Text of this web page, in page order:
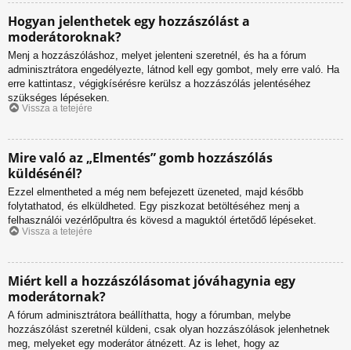
Hogyan jelenthetek egy hozzászólást a
moderátoroknak?
Menj a hozzászóláshoz, melyet jelenteni szeretnél, és ha a fórum
adminisztrátora engedélyezte, látnod kell egy gombot, mely erre való. Ha
erre kattintasz, végigkísérésre kerülsz a hozzászólás jelentéséhez
szükséges lépéseken.
Vissza a tetejére
Mire való az „Elmentés” gomb hozzászólás
küldésénél?
Ezzel elmentheted a még nem befejezett üzeneted, majd később
folytathatod, és elküldheted. Egy piszkozat betöltéséhez menj a
felhasználói vezérlőpultra és kövesd a maguktól értetődő lépéseket.
Vissza a tetejére
Miért kell a hozzászólásomat jóváhagynia egy
moderátornak?
A fórum adminisztrátora beállíthatta, hogy a fórumban, melybe
hozzászólást szeretnél küldeni, csak olyan hozzászólások jelenhetnek
meg, melyeket egy moderátor átnézett. Az is lehet, hogy az